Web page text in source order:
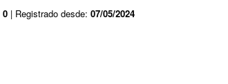
0 | Registrado desde: 07/05/2024